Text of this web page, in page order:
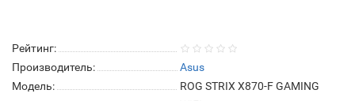
Рейтинг:
Производитель:
Asus
Модель:
ROG STRIX X870-F GAMING